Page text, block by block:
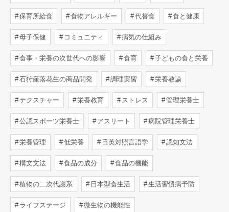
保育所給食 食物アレルギー 代替食 食と健康
母子保健 コミュニティ 病気の仕組み
食事・栄養の次世代への影響 食育 子どもの食と栄養
石狩産落花生の商品開発 調理実習 栄養教諭
テクスチャー 栄養教育 ストレス 管理栄養士
公認スポーツ栄養士 アスリート 病院管理栄養士
栄養管理 低栄養 日英対照言語学 認知文法
構文文法 食品の成分 食品の機能
植物の二次代謝系 日本型食生活 生活習慣病予防
ライフステージ 微生物の機能性